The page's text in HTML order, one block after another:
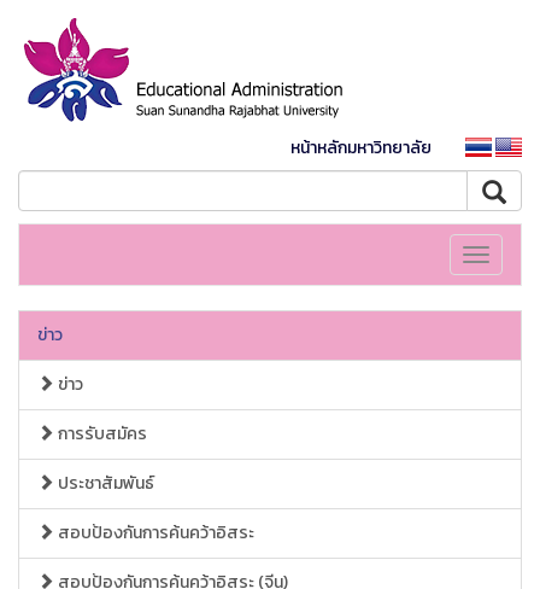
หน้าหลักมหาวิทยาลัย
Toggle
ข่าว
ข่าว
การรับสมัคร
ประชาสัมพันธ์
สอบป้องกันการค้นคว้าอิสระ
สอบป้องกันการค้นคว้าอิสระ (จีน)